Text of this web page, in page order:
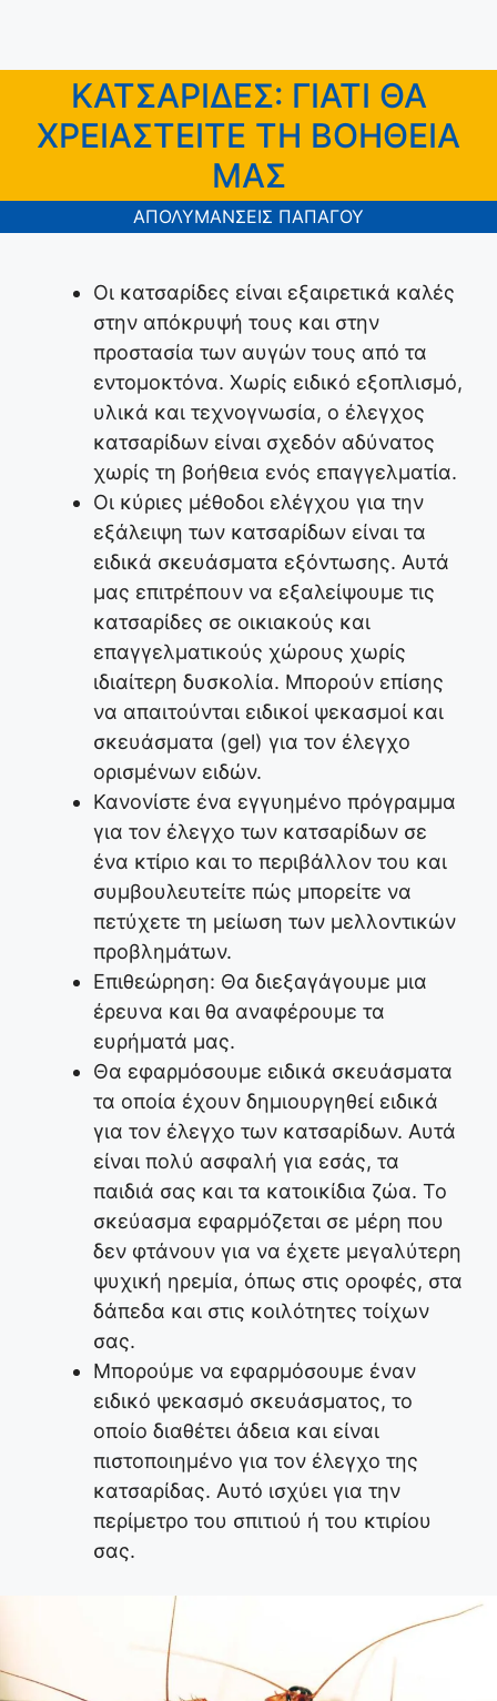
ΚΑΤΣΑΡΙΔΕΣ: ΓΙΑΤΙ ΘΑ
ΧΡΕΙΑΣΤΕΙΤΕ ΤΗ ΒΟΗΘΕΙΑ
ΜΑΣ
ΑΠΟΛΥΜΑΝΣΕΙΣ ΠΑΠΑΓΟΥ
Οι κατσαρίδες είναι εξαιρετικά καλές
στην απόκρυψή τους και στην
προστασία των αυγών τους από τα
εντομοκτόνα. Χωρίς ειδικό εξοπλισμό,
υλικά και τεχνογνωσία, ο έλεγχος
κατσαρίδων είναι σχεδόν αδύνατος
χωρίς τη βοήθεια ενός επαγγελματία.
Οι κύριες μέθοδοι ελέγχου για την
εξάλειψη των κατσαρίδων είναι τα
ειδικά σκευάσματα εξόντωσης. Αυτά
μας επιτρέπουν να εξαλείψουμε τις
κατσαρίδες σε οικιακούς και
επαγγελματικούς χώρους χωρίς
ιδιαίτερη δυσκολία. Μπορούν επίσης
να απαιτούνται ειδικοί ψεκασμοί και
σκευάσματα (gel) για τον έλεγχο
ορισμένων ειδών.
Κανονίστε ένα εγγυημένο πρόγραμμα
για τον έλεγχο των κατσαρίδων σε
ένα κτίριο και το περιβάλλον του και
συμβουλευτείτε πώς μπορείτε να
πετύχετε τη μείωση των μελλοντικών
προβλημάτων.
Επιθεώρηση: Θα διεξαγάγουμε μια
έρευνα και θα αναφέρουμε τα
ευρήματά μας.
Θα εφαρμόσουμε ειδικά σκευάσματα
τα οποία έχουν δημιουργηθεί ειδικά
για τον έλεγχο των κατσαρίδων. Αυτά
είναι πολύ ασφαλή για εσάς, τα
παιδιά σας και τα κατοικίδια ζώα. Το
σκεύασμα εφαρμόζεται σε μέρη που
δεν φτάνουν για να έχετε μεγαλύτερη
ψυχική ηρεμία, όπως στις οροφές, στα
δάπεδα και στις κοιλότητες τοίχων
σας.
Μπορούμε να εφαρμόσουμε έναν
ειδικό ψεκασμό σκευάσματος, το
οποίο διαθέτει άδεια και είναι
πιστοποιημένο για τον έλεγχο της
κατσαρίδας. Αυτό ισχύει για την
περίμετρο του σπιτιού ή του κτιρίου
σας.